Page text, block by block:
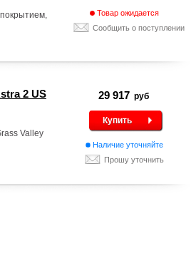
Товар ожидается
Сообщить о поступлении
2 US
Valley
29 917 руб
Купить
Наличие уточняйте
Прошу уточнить